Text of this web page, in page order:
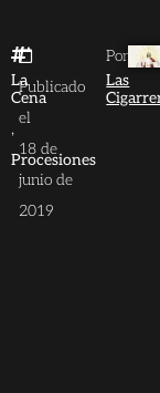
La
Cena
,
Procesiones
Publicado
el
18 de
junio de
2019
Por
Las